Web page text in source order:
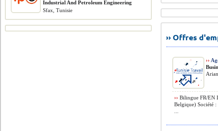
›› Offres
››
›› Bilingue FR/EN
Belgique) Société
​Industrial And Petroleum Engineering
Sfax, Tunisie